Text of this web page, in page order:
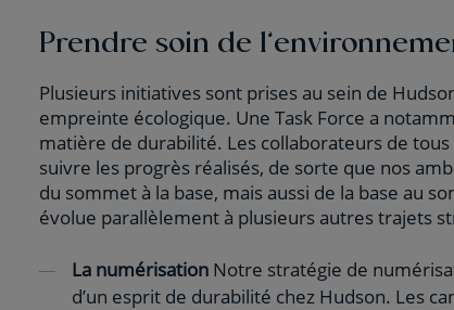
Prendre soin de
Plusieurs initiatives sont prises au sein de
empreinte écologique. Une Task Force a
matière de durabilité. Les collaborateurs de
suivre les progrès réalisés, de sorte que nos
du sommet à la base, mais aussi de la base au
évolue parallèlement à plusieurs autres trajets
La numérisation Notre stratégie de
d’un esprit de durabilité chez Hudson. Les